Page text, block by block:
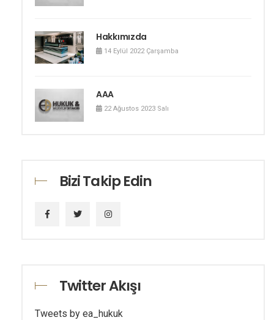
Hakkımızda
14 Eylül 2022 Çarşamba
AAA
22 Ağustos 2023 Salı
Bizi Takip Edin
Twitter Akışı
Tweets by ea_hukuk